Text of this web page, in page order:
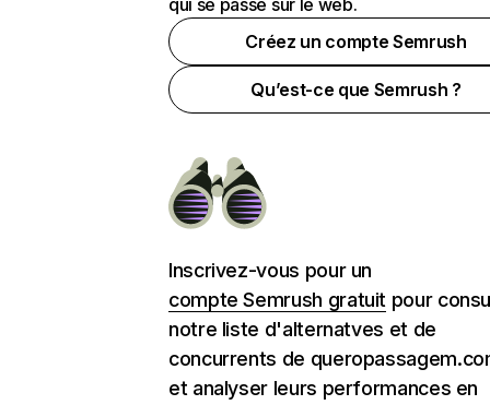
qui se passe sur le web.
Créez un compte Semrush
Qu’est-ce que Semrush ?
Inscrivez-vous pour un
compte Semrush gratuit pour
notre liste d'alternatves et de
concurrents de
et analyser leurs performances en